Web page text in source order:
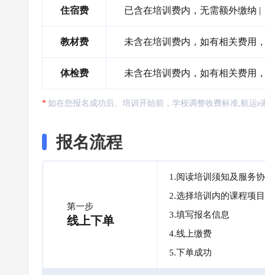
住宿费 已含在培训费内，无需额外缴纳 |
教材费 未含在培训费内，如有相关费用
体检费 未含在培训费内，如有相关费用
如在您报名成功后、培训开始前，学校调整收费标准,航运
报名流程
第一步
线上下单
1.阅读培训须知及服务
2.选择培训内的课程项目
3.填写报名信息
4.线上缴费
5.下单成功